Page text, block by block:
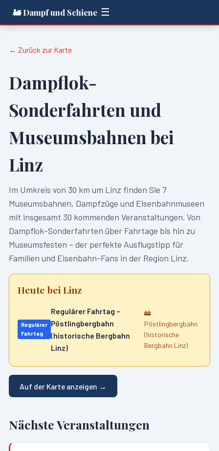
🚂 Dampf und Schiene ☰
← Zurück zur Karte
Dampflok-
Sonderfahrten und
Museumsbahnen bei
Linz
Im Umkreis von 30 km um Linz finden Sie 7
Museumsbahnen, Dampfzüge und Eisenbahnmuseen
mit insgesamt 30 kommenden Veranstaltungen. Von
Dampflok-Sonderfahrten über Fahrtage bis hin zu
Museumsfesten – der perfekte Ausflugstipp für
Familien und Eisenbahn-Fans in der Region Linz.
Heute beiLinz
Regulärer
Fahrtag
Regulärer Fahrtag –
Pöstlingbergbahn
(historische Bergbahn
Linz)
🚋
Pöstlingbergbahn
(historische
Bergbahn Linz)
Auf der Karte anzeigen →
Nächste Veranstaltungen